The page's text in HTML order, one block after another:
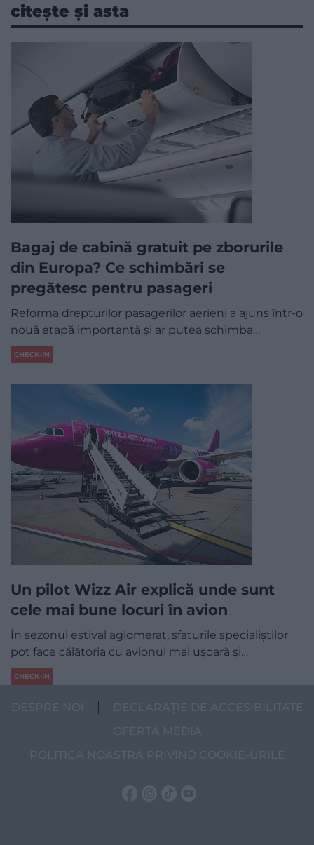
citește și asta
Bagaj de cabină gratuit pe zborurile
din Europa? Ce schimbări se
pregătesc pentru pasageri
Reforma drepturilor pasagerilor aerieni a ajuns într-o
nouă etapă importantă și ar putea schimba…
CHECK-IN
Un pilot Wizz Air explică unde sunt
cele mai bune locuri în avion
În sezonul estival aglomerat, sfaturile specialiștilor
pot face călătoria cu avionul mai ușoară și…
CHECK-IN